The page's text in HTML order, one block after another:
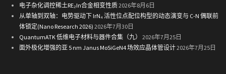
电子杂化调控稀土RE₂In合金相变性质2026年8月6日
从单轴到双轴：电势驱动下 IrN₄ 活性位点配位构型的动态演变与 C-N 偶联前
体锁定(Nano Research 2026) 2026年7月30日
QuantumATK 低维电子材料与器件合集（九）
2026年7月25日
面外极化增强的亚 5 nm Janus MoSiGeN4 场效应晶体管设计2026年7月25日